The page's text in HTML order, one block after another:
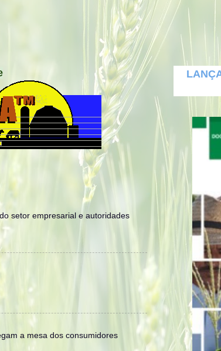
setor empresarial e autoridades
a mesa dos consumidores